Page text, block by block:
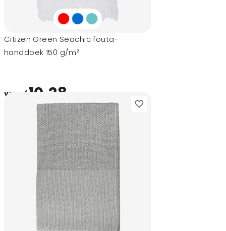
Citizen Green Seachic fouta-
handdoek 150 g/m²
vanaf10,28